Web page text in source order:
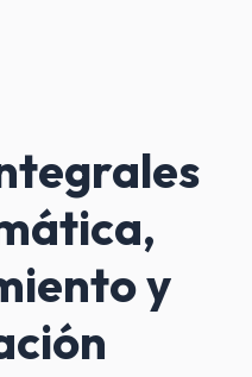
y